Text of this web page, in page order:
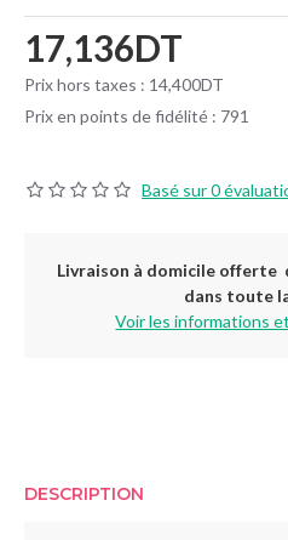
Basé sur 0
17,136DT
Prix hors taxes : 14,400DT
Prix en points de fidélité : 791
Livraison à domicile offerte
dans toute
Voir les informations
DESCRIPTION